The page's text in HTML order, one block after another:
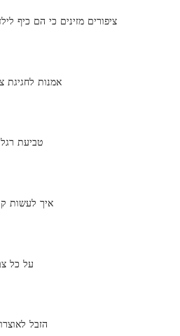
ציפורים מזינים כי הם כיף
6 אמנות לחגיגת
טביעת
איך לעשות
8 על כל
הזבל